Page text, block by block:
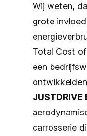
Wij weten,
grote
Total Cost
een
JUSTDRIVE
carrosserie